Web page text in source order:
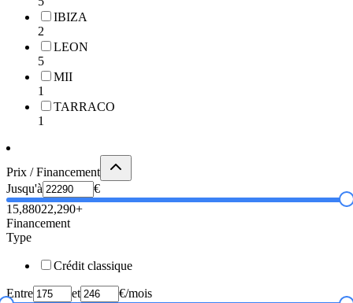
IBIZA
2
LEON
5
MII
1
TARRACO
1
Prix / Financement
Jusqu'à
€
15,88022,290+
Financement
Type
Crédit classique
Entre et
€/mois